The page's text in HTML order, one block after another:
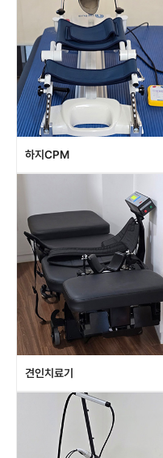
하지CPM
견인치료기